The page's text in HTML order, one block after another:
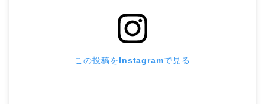
この投稿をInstagramで見る